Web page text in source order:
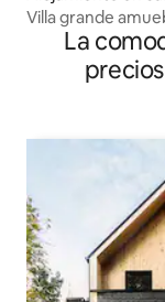
Villa grande
La